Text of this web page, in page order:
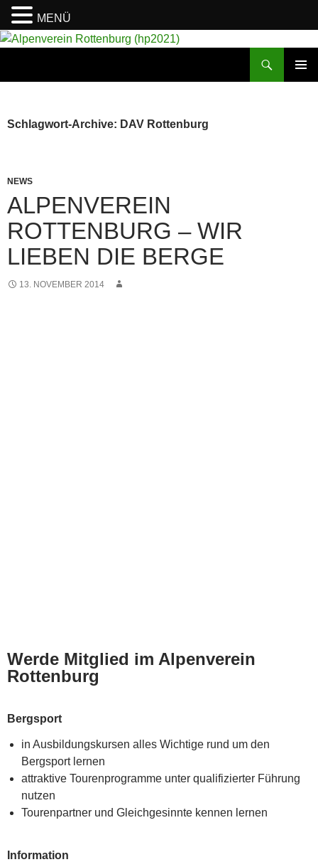
Schlagwort-Archive: DAV Rottenburg
NEWS
ALPENVEREIN
ROTTENBURG – WIR
LIEBEN DIE BERGE
13. NOVEMBER 2014
Werde Mitglied im Alpenverein
Rottenburg
Bergsport
in Ausbildungskursen alles Wichtige rund um den
Bergsport lernen
attraktive Tourenprogramme unter qualifizierter Führung
nutzen
Tourenpartner und Gleichgesinnte kennen lernen
Information
MENÜ